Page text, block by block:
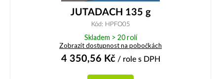
JUTADACH 135 g
Kód: HPFO05
Skladem > 20 rolí
Zobrazit dostupnost na pobočkách
4 350,56 Kč/ role s DPH